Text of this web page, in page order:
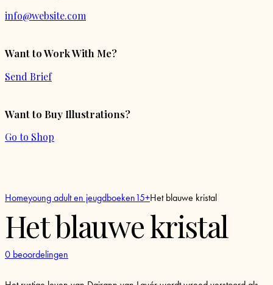
info@website.com
Want to Work With Me?
Send Brief
Want to Buy Illustrations?
Go to Shop
Homeyoung adult en jeugdboeken15+Het blauwe kristal
Het blauwe kristal
0 beoordelingen